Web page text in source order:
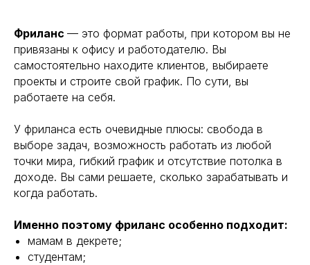
Фриланс — это формат работы, при котором вы не
привязаны к офису и работодателю. Вы
самостоятельно находите клиентов, выбираете
проекты и строите свой график. По сути, вы
работаете на себя.
У фриланса есть очевидные плюсы: свобода в
выборе задач, возможность работать из любой
точки мира, гибкий график и отсутствие потолка в
доходе. Вы сами решаете, сколько зарабатывать и
когда работать.
Именно поэтому фриланс особенно подходит:
мамам в декрете;
студентам;